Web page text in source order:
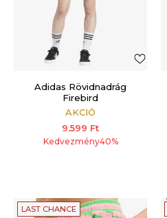
Adidas Rövidnadrág
Firebird
AKCIÓ
9.599 Ft
Kedvezmény40%
LAST CHANCE